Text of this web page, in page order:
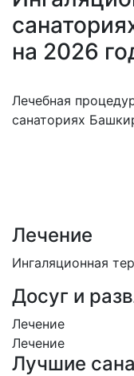
на 2026
Лечебная
санаториях
Лечение
Ингаляционная
Досуг и
Лечение
Лечение
Лучшие